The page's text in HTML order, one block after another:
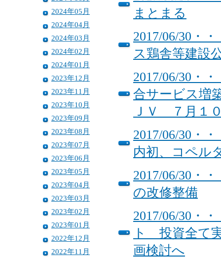
2024年05月
2024年04月
2024年03月
2024年02月
2024年01月
2023年12月
2023年11月
2023年10月
2023年09月
2023年08月
2023年07月
2023年06月
2023年05月
2023年04月
2023年03月
2023年02月
2023年01月
2022年12月
2022年11月
まとまる
2017/06/30・
ス鶏舎等建設
2017/06/30・
合サービス増
ＪＶ ７月１
2017/06/30・
内初、コペル
2017/06/30・
の改修整備
2017/06/30・
ト 投資全て
画検討へ